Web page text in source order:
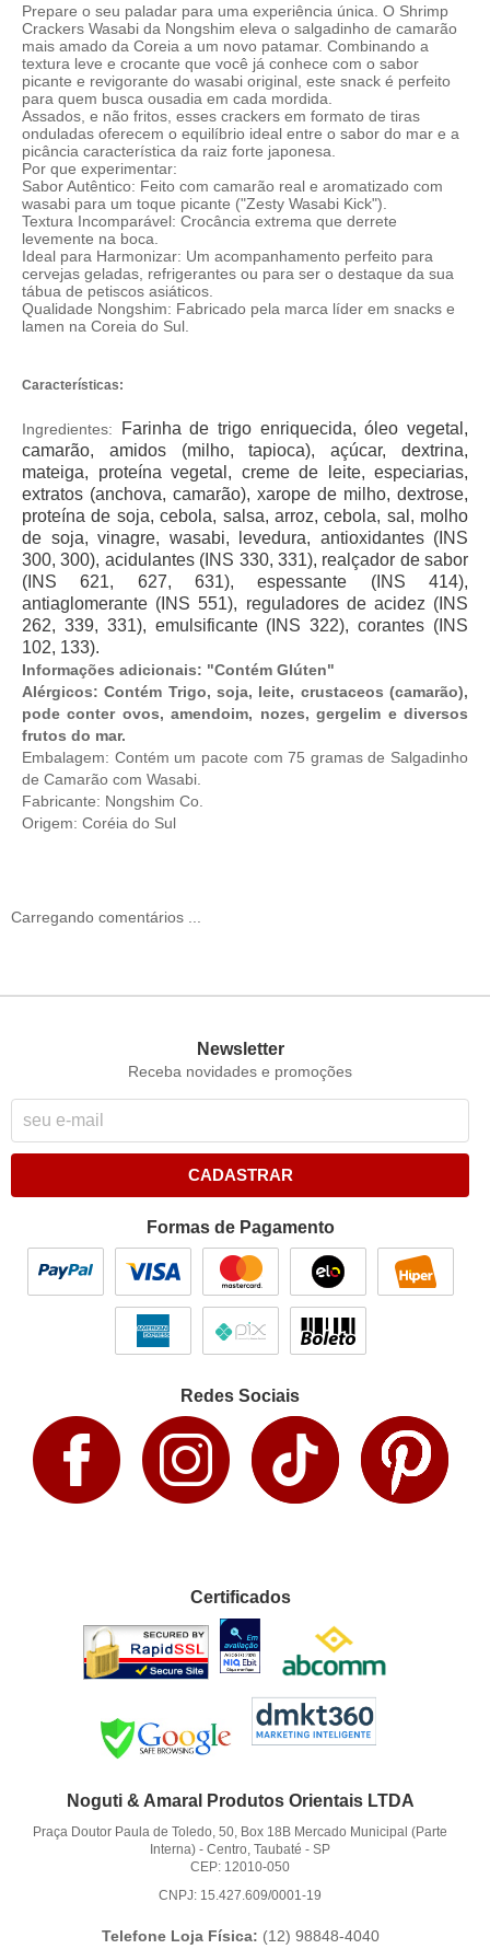
Prepare o seu paladar para uma experiência única. O Shrimp
Crackers Wasabi da Nongshim eleva o salgadinho de camarão
mais amado da Coreia a um novo patamar. Combinando a
textura leve e crocante que você já conhece com o sabor
picante e revigorante do wasabi original, este snack é perfeito
para quem busca ousadia em cada mordida.
Assados, e não fritos, esses crackers em formato de tiras
onduladas oferecem o equilíbrio ideal entre o sabor do mar e a
picância característica da raiz forte japonesa.
Por que experimentar:
Sabor Autêntico: Feito com camarão real e aromatizado com
wasabi para um toque picante ("Zesty Wasabi Kick").
Textura Incomparável: Crocância extrema que derrete
levemente na boca.
Ideal para Harmonizar: Um acompanhamento perfeito para
cervejas geladas, refrigerantes ou para ser o destaque da sua
tábua de petiscos asiáticos.
Qualidade Nongshim: Fabricado pela marca líder em snacks e
lamen na Coreia do Sul.
Características:
Ingredientes:
Farinha de trigo enriquecida, óleo vegetal,
camarão, amidos (milho, tapioca), açúcar, dextrina,
mateiga, proteína vegetal, creme de leite, especiarias,
extratos (anchova, camarão), xarope de milho, dextrose,
proteína de soja, cebola, salsa, arroz, cebola, sal, molho
de soja, vinagre, wasabi, levedura, antioxidantes (INS
300, 300), acidulantes (INS 330, 331), realçador de sabor
(INS 621, 627, 631), espessante (INS 414),
antiaglomerante (INS 551), reguladores de acidez (INS
262, 339, 331), emulsificante (INS 322), corantes (INS
102, 133).
Informações adicionais: "Contém Glúten"
Alérgicos: Contém Trigo, soja, leite, crustaceos (camarão),
pode conter ovos, amendoim, nozes, gergelim e diversos
frutos do mar.
Embalagem: Contém um pacote com 75 gramas de Salgadinho
de Camarão com Wasabi.
Fabricante: Nongshim Co.
Origem: Coréia do Sul
Carregando comentários ...
Newsletter
Receba novidades e promoções
CADASTRAR
Formas de Pagamento
Redes Sociais
Certificados
Noguti & Amaral Produtos Orientais LTDA
Praça Doutor Paula de Toledo, 50, Box 18B Mercado Municipal (Parte
Interna) -Centro, Taubaté -SP
CEP: 12010-050
CNPJ: 15.427.609/0001-19
Telefone Loja Física: (12) 98848-4040